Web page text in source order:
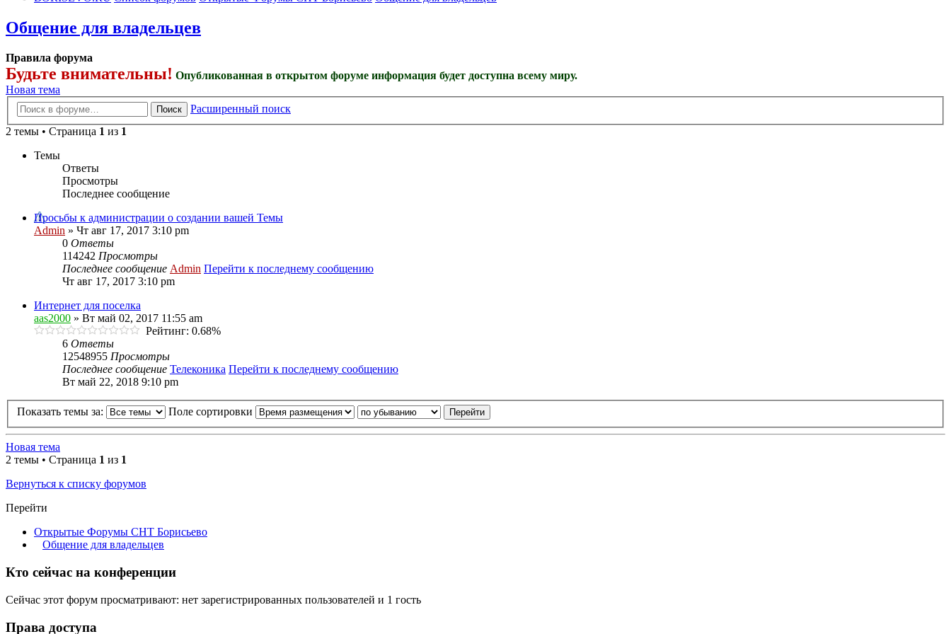
Общение для владельцев
Правила форума
Будьте внимательны! Опубликованная в открытом форуме информация будет доступна всему миру.
Новая тема
Поиск
Расширенный поиск
2 темы • Страница 1 из 1
Темы
Ответы
Просмотры
Последнее сообщение
Просьбы к администрации о создании вашей Темы
Admin » Чт авг 17, 2017 3:10 pm
0 Ответы
114242 Просмотры
Последнее сообщение Admin Перейти к последнему сообщению
Чт авг 17, 2017 3:10 pm
Интернет для поселка
aas2000 » Вт май 02, 2017 11:55 am
Рейтинг: 0.68%
6 Ответы
12548955 Просмотры
Последнее сообщение Телеконика Перейти к последнему сообщению
Вт май 22, 2018 9:10 pm
Показать темы за: Поле сортировки
Новая тема
2 темы • Страница 1 из 1
Вернуться к списку форумов
Перейти
Открытые Форумы СНТ Борисьево
Общение для владельцев
Кто сейчас на конференции
Сейчас этот форум просматривают: нет зарегистрированных пользователей и 1 гость
Права доступа